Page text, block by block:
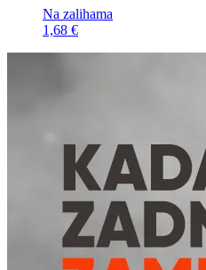
Na zalihama
1,68 €